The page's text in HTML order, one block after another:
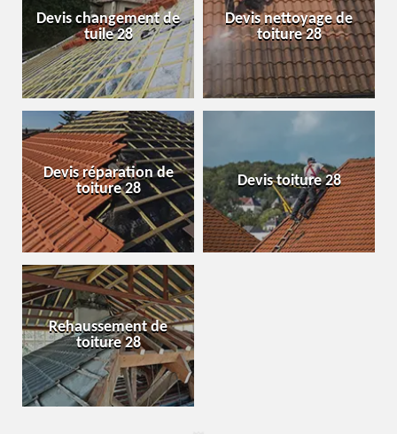
Devis changement de
tuile 28
Devis nettoyage de
toiture 28
Devis réparation de
toiture 28
Devis toiture 28
Rehaussement de
toiture 28